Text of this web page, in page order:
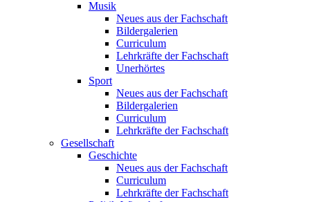
Musik
Neues aus der Fachschaft
Bildergalerien
Curriculum
Lehrkräfte der Fachschaft
Unerhörtes
Sport
Neues aus der Fachschaft
Bildergalerien
Curriculum
Lehrkräfte der Fachschaft
Gesellschaft
Geschichte
Neues aus der Fachschaft
Curriculum
Lehrkräfte der Fachschaft